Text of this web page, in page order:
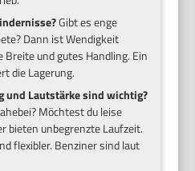
Gibt es enge
Dann ist Wendigkeit
und gutes Handling. Ein
die Lagerung.
und Lautstärke sind wichtig?
Möchtest du leise
bieten unbegrenzte Laufzeit.
flexibler. Benziner sind laut